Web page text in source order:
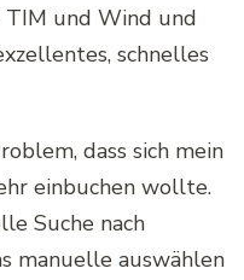
und Wind und
schnelles
dass sich mein
einbuchen wollte.
Suche nach
manuelle auswählen